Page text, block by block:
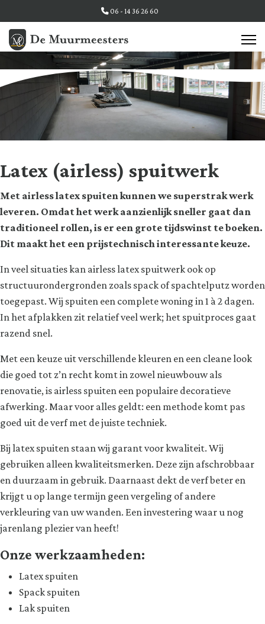
06 - 14 36 26 60
Latex (airless) spuitwerk
Met airless latex spuiten kunnen we superstrak werk
leveren. Omdat het werk aanzienlijk sneller gaat dan
traditioneel rollen, is er een grote tijdswinst te boeken.
Dit maakt het een prijstechnisch interessante keuze.
In veel situaties kan airless latex spuitwerk ook op
structuurondergronden zoals spack of spachtelputz worden
toegepast. Wij spuiten een complete woning in 1 à 2 dagen.
In het afplakken zit relatief veel werk; het spuitproces gaat
razend snel.
Met een keuze uit verschillende kleuren en een cleane look
die goed tot z’n recht komt in zowel nieuwbouw als
renovatie, is airless spuiten een populaire decoratieve
afwerking. Maar voor alles geldt: een methode komt pas
goed uit de verf met de juiste techniek.
Bij latex spuiten staan wij garant voor kwaliteit. Wij
gebruiken alleen kwaliteitsmerken. Deze zijn afschrobbaar
en duurzaam in gebruik. Daarnaast dekt de verf beter en
krijgt u op lange termijn geen vergeling of andere
verkleuring van uw wanden. Een investering waar u nog
jarenlang plezier van heeft!
Onze werkzaamheden:
Latex spuiten
Spack spuiten
Lak spuiten